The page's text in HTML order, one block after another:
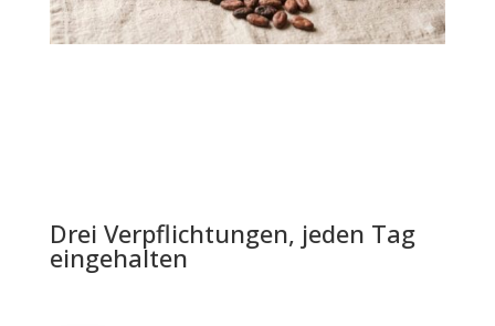
Drei Verpflichtungen, jeden Tag
eingehalten